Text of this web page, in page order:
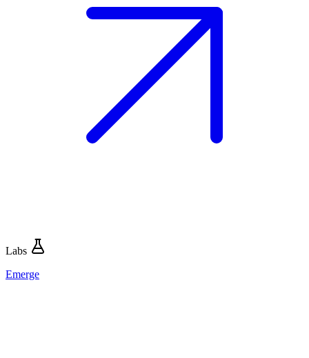
Labs
Emerge